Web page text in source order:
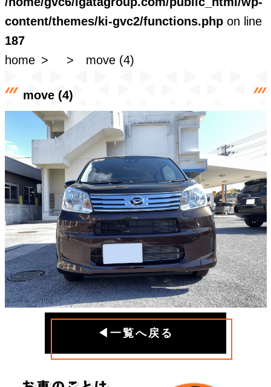
content/themes/ki-gvc2/functions.phpon line
187
home
move (4)
move (4)
◀一覧へ戻る